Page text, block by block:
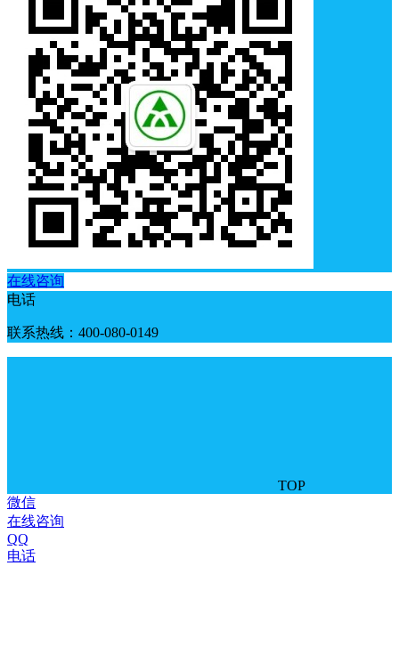
在线咨询
电话
联系热线：400-080-0149
TOP
微信
在线咨询
QQ
电话